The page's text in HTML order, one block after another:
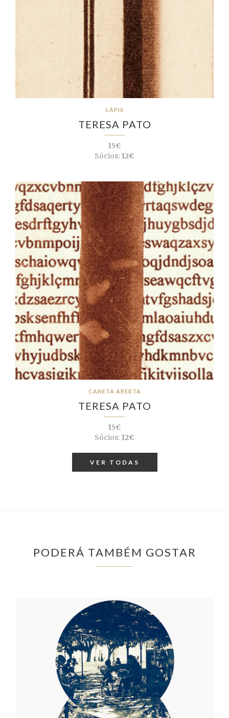
LÁPIS
TERESA PATO
15€
Sócios: 12€
CANETA ABERTA
TERESA PATO
15€
Sócios: 12€
VER TODAS
PODERÁ TAMBÉM GOSTAR